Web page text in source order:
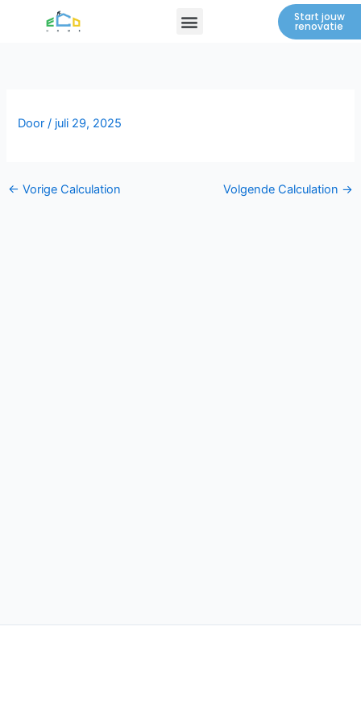
Menu Start jouw
renovatie
Door/ juli 29, 2025
← Vorige Calculation Volgende Calculation →